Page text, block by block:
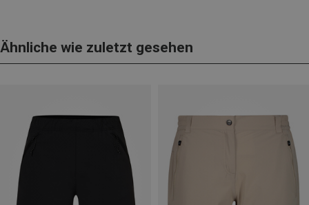
Ähnliche wie zuletzt gesehen